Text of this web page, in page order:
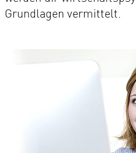
Grundlagen vermittelt.